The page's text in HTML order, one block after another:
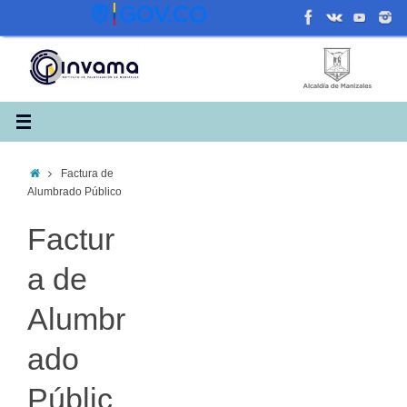
contenido
InicioFactura de
Alumbrado Público
Factur
a de
Alumbr
ado
Públic